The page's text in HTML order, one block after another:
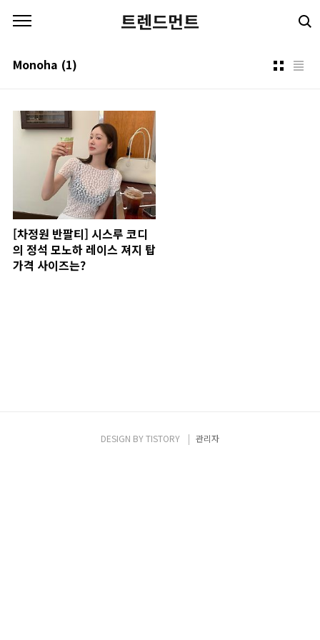
트렌드먼트
Monoha (1)
[차정원 반팔티] 시스루 코디
의 정석 모노하 레이스 져지 탑
가격 사이즈는?
DESIGN BYTISTORY 관리자